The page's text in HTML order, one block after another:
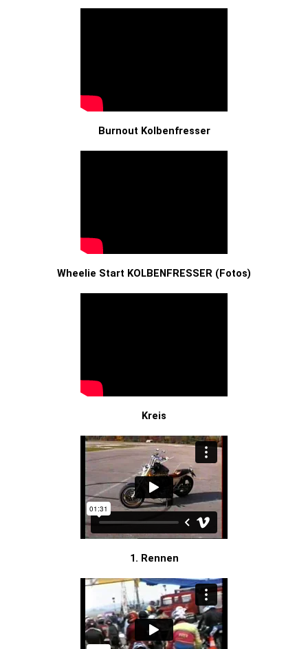
Burnout Kolbenfresser
Wheelie Start KOLBENFRESSER (Fotos)
Kreis
1. Rennen